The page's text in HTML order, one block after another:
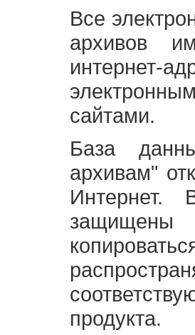
Все
архивов
интернет-
сайтами.
База
архивам"
Интернет.
защищены
продукта.